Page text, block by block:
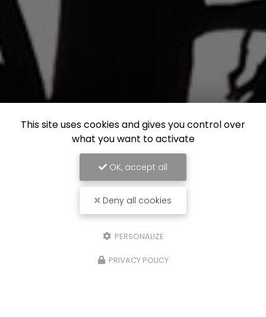
This site uses cookies and gives you control over
what you want to activate
OK, accept all
Deny all cookies
PERSONALIZE
PRIVACY POLICY